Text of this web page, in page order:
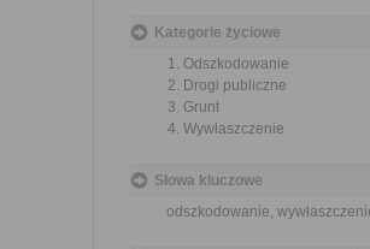
Kategorie życiowe
Odszkodowanie
Drogi publiczne
Grunt
Wywłaszczenie
Słowa kluczowe
odszkodowanie,